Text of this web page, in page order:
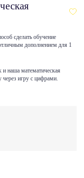
сделать обучение
дополнением для 1
наша математическая
через игру с цифрами.